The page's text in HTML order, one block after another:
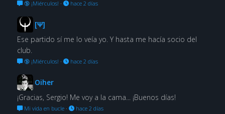
🔞 ¡Miérculos! · hace 2 días
[Ψ]
Ese partido sí me lo veía yo. Y hasta me hacía socio del
club.
🔞 ¡Miérculos! · hace 2 días
Oiher
¡Gracias, Sergio! Me voy a la cama... ¡Buenos días!
Mi vida en bucle· hace 2 días